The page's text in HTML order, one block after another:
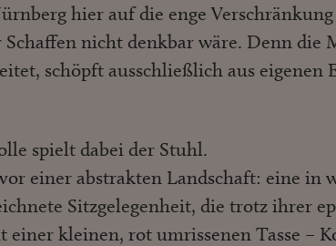
hier auf die enge
Schaffen nicht denkbar wäre. Denn die
schöpft ausschließlich aus eigenen
spielt dabei der Stuhl.
einer abstrakten Landschaft: eine in
Sitzgelegenheit, die trotz ihrer
einer kleinen, rot umrissenen Tasse –